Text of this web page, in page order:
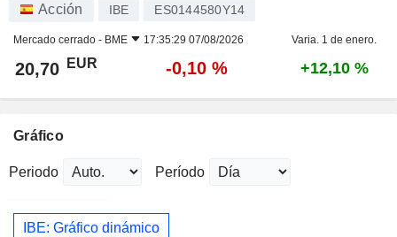
Acción IBE ES0144580Y14
Mercado cerrado - BME 17:35:29 07/08/2026 Varia. 1 de enero.
20,70 EUR -0,10 % +12,10 %
Gráfico
Periodo Período
IBE: Gráfico dinámico